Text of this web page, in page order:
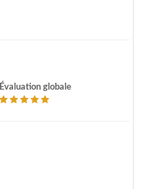
Évaluation globale